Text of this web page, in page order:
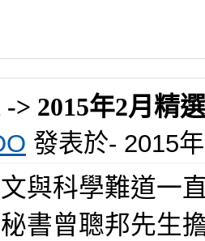
-> 2015年2月精
發表於- 2015
與科學難道一
書曾聰邦先生